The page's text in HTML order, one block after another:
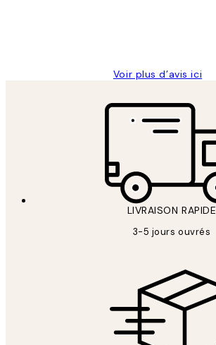
Voir plus d’avis ici
LIVRAISON RAPIDE
3-5 jours ouvrés